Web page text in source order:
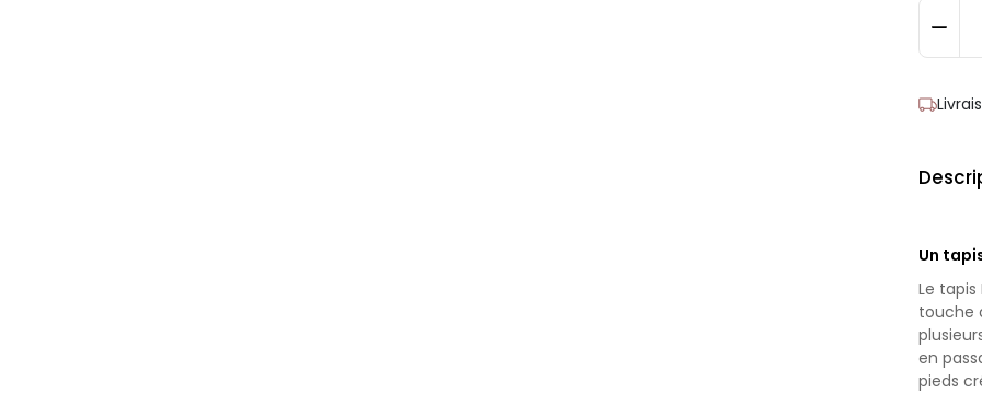
Un
Le
touche
en
pieds